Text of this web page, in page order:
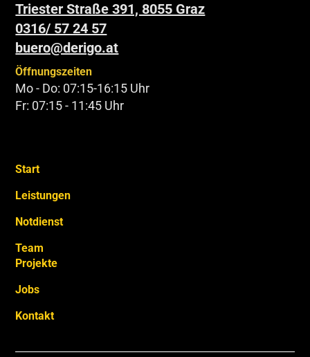
Triester Straße 391, 8055 Graz
0316/ 57 24 57
buero@derigo.at
Öffnungszeiten
Mo - Do: 07:15-16:15 Uhr
Fr: 07:15 - 11:45 Uhr
Start
Leistungen
Notdienst
Team
Projekte
Jobs
Kontakt